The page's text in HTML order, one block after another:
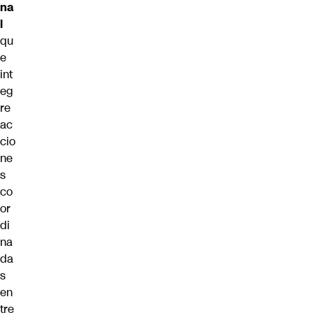
na
l
qu
e
int
eg
re
ac
cio
ne
s
co
or
di
na
da
s
en
tre